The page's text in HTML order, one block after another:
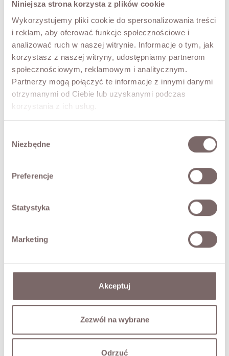
Niniejsza strona korzysta z plików cookie
Wykorzystujemy pliki cookie do spersonalizowania treści
i reklam, aby oferować funkcje społecznościowe i
analizować ruch w naszej witrynie. Informacje o tym, jak
korzystasz z naszej witryny, udostępniamy partnerom
społecznościowym, reklamowym i analitycznym.
Partnerzy mogą połączyć te informacje z innymi danymi
otrzymanymi od Ciebie lub uzyskanymi podczas
korzystania z ich usług.
zgody
Niezbędne
Preferencje
Statystyka
Marketing
Akceptuj
Zezwól na wybrane
Odrzuć